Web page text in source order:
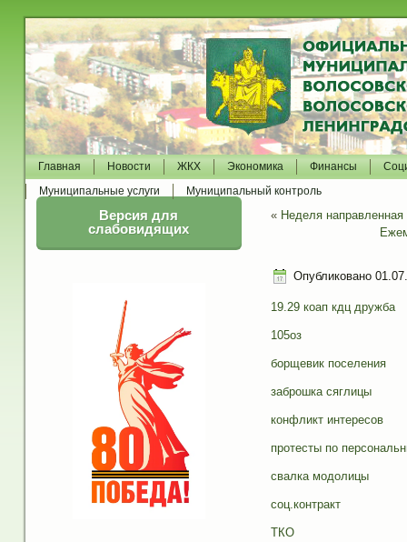
Главная Новости ЖКХ Экономика Финансы
Муниципальные услуги
Муниципальный контроль
Версия для
слабовидящих
« Неделя
Опубликовано
19.29 коап кдц дружба
105оз
борщевик поселения
заброшка сяглицы
конфликт интересов
протесты по
свалка модолицы
соц.контракт
ТКО